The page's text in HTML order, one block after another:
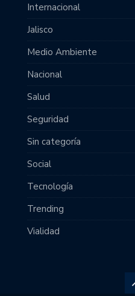
Internacional
Jalisco
Medio Ambiente
Nacional
Salud
Seguridad
Sin categoría
Social
Tecnología
Trending
Vialidad